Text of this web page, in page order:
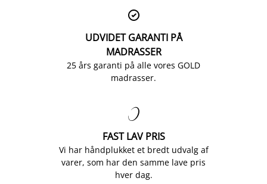

UDVIDET GARANTI PÅ
MADRASSER
25 års garanti på alle vores GOLD
madrasser.

FAST LAV PRIS
Vi har håndplukket et bredt udvalg af
varer, som har den samme lave pris
hver dag.